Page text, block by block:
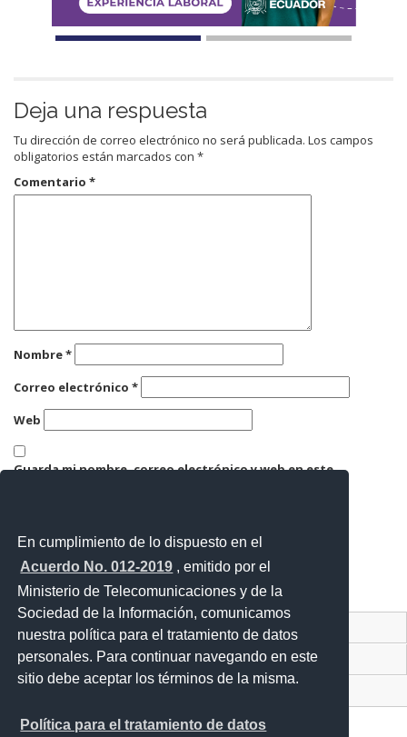
En cumplimiento de lo dispuesto en el
Acuerdo No. 012-2019 , emitido por el
Ministerio de Telecomunicaciones y de la
Sociedad de la Información, comunicamos
nuestra política para el tratamiento de datos
personales. Para continuar navegando en este
sitio debe aceptar los términos de la misma.
Política para el tratamiento de datos
Deja una respuesta
Tu dirección de correo electrónico no será publicada. Los campos
obligatorios están marcados con *
Comentario *
Nombre*
Correo electrónico *
Web
Guarda mi nombre, correo electrónico y web en este
Contacto Ciudadano Digital
Portal Trámites Ciudadanos
Sistema Nacional de Información (SNI)